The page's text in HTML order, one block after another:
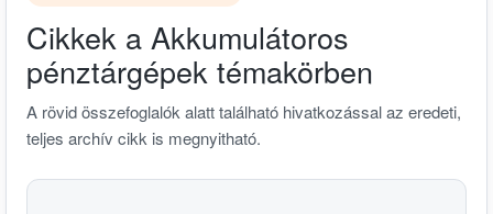
Cikkek a Akkumulátoros
pénztárgépek témakörben
A rövid összefoglalók alatt található hivatkozással az eredeti,
teljes archív cikk is megnyitható.